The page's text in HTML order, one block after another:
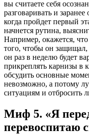
вы считаете себя
разговаривать и
когда пройдет первый
начнется рутина,
Например, окажется,
того, чтобы он защищал,
он раз в неделю будет
прикреплять карнизы в
обсудить основные
невозможно, а потому
ситуациям и отбросить
Миф 5. «Я
перевоспитаю